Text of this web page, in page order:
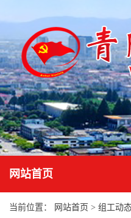
网站首页
当前位置： 网站首页 > 组工动